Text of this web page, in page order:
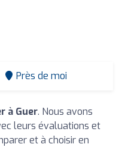
Près de moi
à Guer. Nous avons
leurs évaluations et
et à choisir en